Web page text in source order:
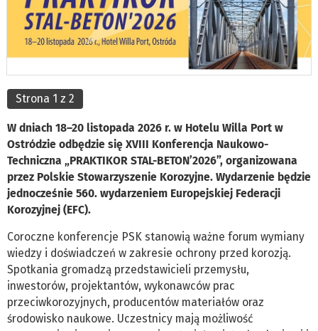
Strona 1 z 2
W dniach 18–20 listopada 2026 r. w Hotelu Willa Port w
Ostródzie odbędzie się XVIII Konferencja Naukowo-
Techniczna „PRAKTIKOR STAL-BETON’2026”, organizowana
przez Polskie Stowarzyszenie Korozyjne. Wydarzenie będzie
jednocześnie 560. wydarzeniem Europejskiej Federacji
Korozyjnej (EFC).
Coroczne konferencje PSK stanowią ważne forum wymiany
wiedzy i doświadczeń w zakresie ochrony przed korozją.
Spotkania gromadzą przedstawicieli przemysłu,
inwestorów, projektantów, wykonawców prac
przeciwkorozyjnych, producentów materiałów oraz
środowisko naukowe. Uczestnicy mają możliwość